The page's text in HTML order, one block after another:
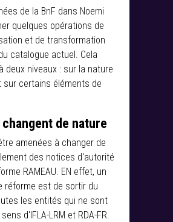
de la BnF dans Noemi
quelques opérations de
et de transformation
catalogue actuel. Cela
deux niveaux : sur la nature
sur certains éléments de
de nature
amenées à changer de
des notices d'autorité
RAMEAU. EN effet, un
réforme est de sortir du
les entités qui ne sont
d'IFLA-LRM et RDA-FR.